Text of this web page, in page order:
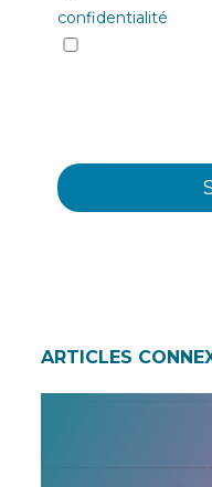
confidentialité
ARTICLES